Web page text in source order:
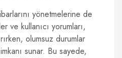
yönetmelerine de
ve kullanıcı yorumları,
olumsuz durumlar
sunar. Bu sayede,